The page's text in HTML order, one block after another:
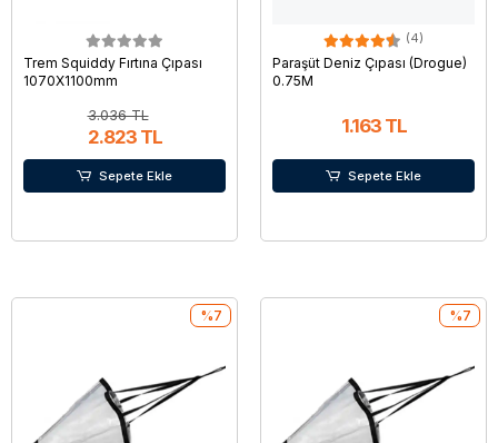
Trem Squiddy Fırtına Çıpası
1070X1100mm
3.036 TL
2.823 TL
Sepete Ekle
(4)
Paraşüt Deniz Çıpası (Drogue)
0.75M
1.163 TL
Sepete Ekle
%7 %7